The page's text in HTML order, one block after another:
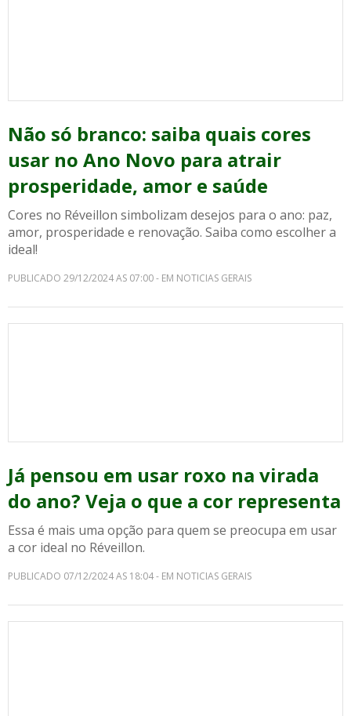
Não só branco: saiba quais cores
usar no Ano Novo para atrair
prosperidade, amor e saúde
Cores no Réveillon simbolizam desejos para o ano: paz,
amor, prosperidade e renovação. Saiba como escolher a
ideal!
PUBLICADO 29/12/2024 AS 07:00 - EM NOTICIAS GERAIS
Já pensou em usar roxo na virada
do ano? Veja o que a cor representa
Essa é mais uma opção para quem se preocupa em usar
a cor ideal no Réveillon.
PUBLICADO 07/12/2024 AS 18:04 - EM NOTICIAS GERAIS